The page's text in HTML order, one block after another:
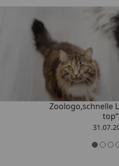
Trusted
„Gute
Zoologo,schnelle
top“